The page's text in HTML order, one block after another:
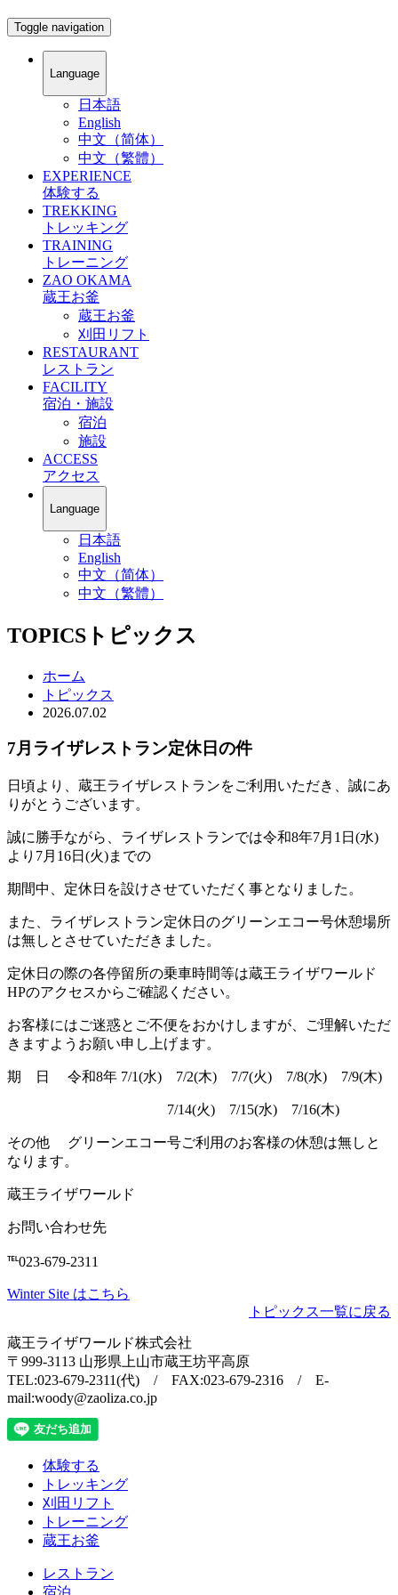
Toggle navigation
Language
日本語
English
中文（简体）
中文（繁體）
EXPERIENCE
体験する
TREKKING
トレッキング
TRAINING
トレーニング
ZAO OKAMA
蔵王お釜
蔵王お釜
刈田リフト
RESTAURANT
レストラン
FACILITY
宿泊・施設
宿泊
施設
ACCESS
アクセス
Language
日本語
English
中文（简体）
中文（繁體）
TOPICS トピックス
ホーム
トピックス
2026.07.02
7月ライザレストラン定休日の件
日頃より、蔵王ライザレストランをご利用いただき、誠にあ
りがとうございます。
誠に勝手ながら、ライザレストランでは令和8年7月1日(水)
より7月16日(火)までの
期間中、定休日を設けさせていただく事となりました。
また、ライザレストラン定休日のグリーンエコー号休憩場所
は無しとさせていただきました。
定休日の際の各停留所の乗車時間等は蔵王ライザワールド
HPのアクセスからご確認ください。
お客様にはご迷惑とご不便をおかけしますが、ご理解いただ
きますようお願い申し上げます。
期 日 令和8年 7/1(水) 7/2(木) 7/7(火) 7/8(水) 7/9(木)
7/14(火) 7/15(水) 7/16(木)
その他 グリーンエコー号ご利用のお客様の休憩は無しと
なります。
蔵王ライザワールド
お問い合わせ先
℡023-679-2311
トピックス一覧に戻る
Winter Site はこちら
蔵王ライザワールド株式会社
〒999-3113 山形県上山市蔵王坊平高原
TEL:023-679-2311(代) / FAX:023-679-2316 / E-
mail:woody@zaoliza.co.jp
体験する
トレッキング
刈田リフト
トレーニング
蔵王お釜
レストラン